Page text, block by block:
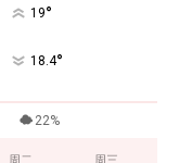
19°
18.4°
22%
周二 周三